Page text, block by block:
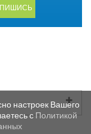
настроек Вашего
сПолитикой